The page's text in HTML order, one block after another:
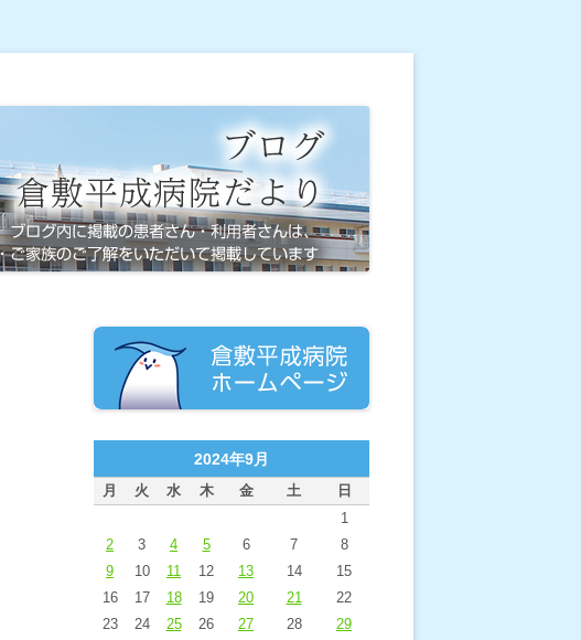
2024年9月
月 火 水 木 金 土 日
1
2
3 4 5 6 7
8
9
10 11 12 13 14
15
16
17 18 19 20 21
22
23
24 25 26 27 28
29